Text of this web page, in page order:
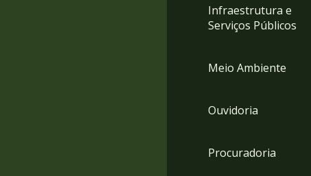
Infraestrutura e
Serviços Públicos
Meio Ambiente
Ouvidoria
Procuradoria